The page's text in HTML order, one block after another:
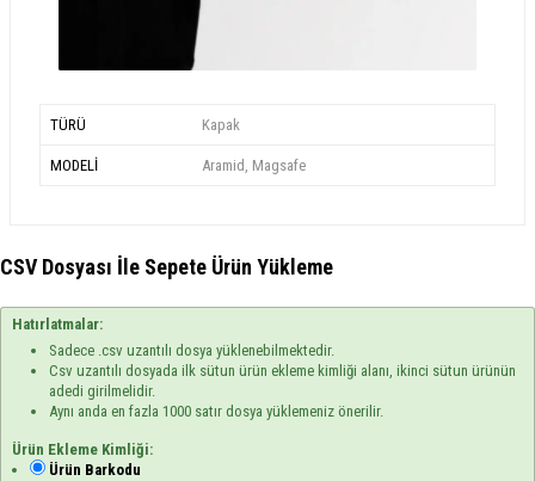
TÜRÜ Kapak
MODELİ Aramid, Magsafe
CSV Dosyası İle Sepete Ürün Yükleme
Hatırlatmalar:
Sadece .csv uzantılı dosya yüklenebilmektedir.
Csv uzantılı dosyada ilk sütun ürün ekleme kimliği alanı, ikinci sütun ürünün
adedi girilmelidir.
Aynı anda en fazla 1000 satır dosya yüklemeniz önerilir.
Ürün Ekleme Kimliği:
Ürün Barkodu